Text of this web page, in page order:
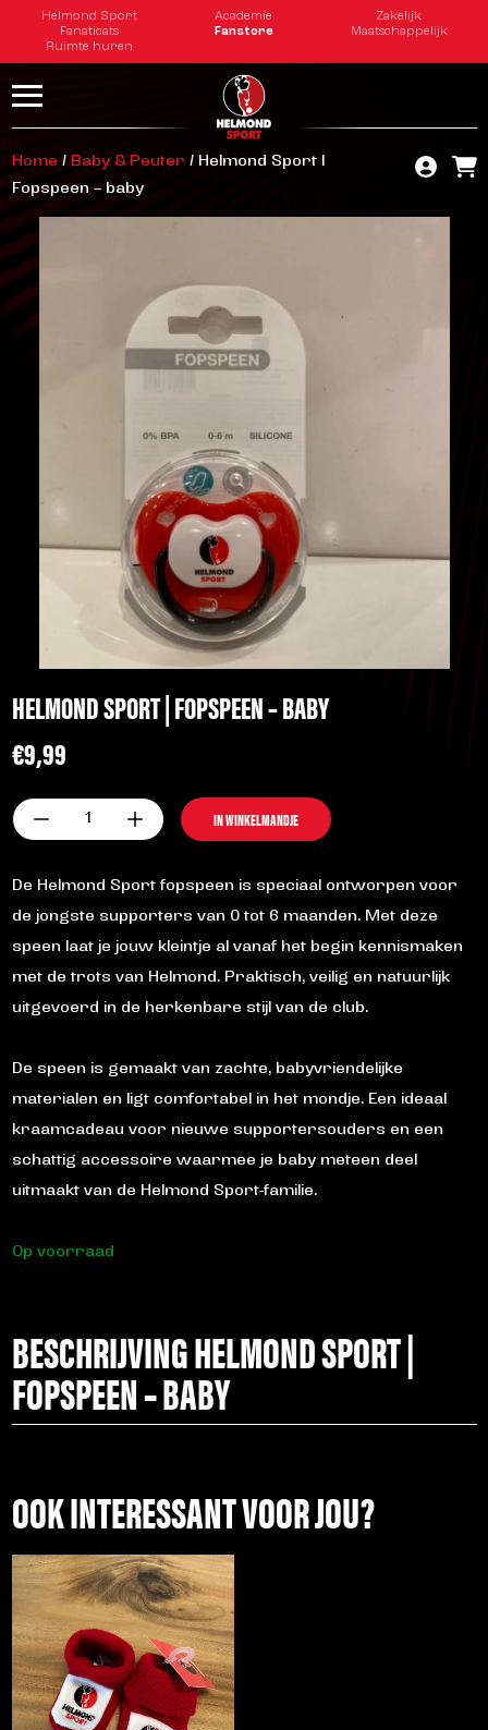
Helmond Sport Academie
Zakelijk
Fanaticats
Fanstore
Maatschappelijk
Ruimte huren
Home / Baby & Peuter / Helmond Sport |
Fopspeen – baby
HELMOND SPORT | FOPSPEEN – BABY
De Helmond Sport fopspeen is speciaal ontworpen voor
de jongste supporters van 0 tot 6 maanden. Met deze
speen laat je jouw kleintje al vanaf het begin kennismaken
met de trots van Helmond. Praktisch, veilig en natuurlijk
uitgevoerd in de herkenbare stijl van de club.
De speen is gemaakt van zachte, babyvriendelijke
materialen en ligt comfortabel in het mondje. Een ideaal
kraamcadeau voor nieuwe supportersouders en een
schattig accessoire waarmee je baby meteen deel
uitmaakt van de Helmond Sport-familie.
€9,99
Op voorraad
Helmond
Sport
Fopspeen
baby
aantal
IN WINKELMANDJE
BESCHRIJVING HELMOND SPORT |
FOPSPEEN – BABY
OOK INTERESSANT VOOR JOU?